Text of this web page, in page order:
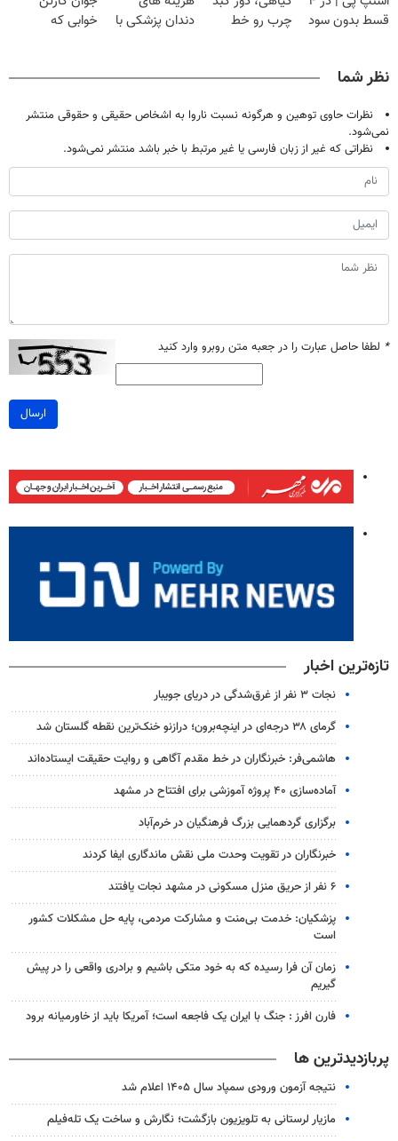
قسط بدون سود
چرب رو خط
دندان پزشکی با
خوابی که
نظر شما
نظرات حاوی توهین و هرگونه نسبت ناروا به اشخاص حقیقی و حقوقی منتشر
نمی‌شود.
نظراتی که غیر از زبان فارسی یا غیر مرتبط با خبر باشد منتشر نمی‌شود.
* لطفا حاصل عبارت را در جعبه متن روبرو وارد کنید
ارسال
تازه‌ترین اخبار
نجات ۳ نفر از غرق‌شدگی در دریای جویبار
گرمای ۳۸ درجه‌ای در اینچه‌برون؛ درازنو خنک‌ترین نقطه گلستان شد
هاشمی‌فر​​​​​​​: خبرنگاران در خط مقدم آگاهی و روایت حقیقت ایستاده‌اند
آماده‌سازی ۴۰ پروژه آموزشی برای افتتاح در مشهد
برگزاری گردهمایی بزرگ فرهنگیان در خرم‌آباد
خبرنگاران در تقویت وحدت ملی نقش ماندگاری ایفا کردند
۶ نفر از حریق منزل مسکونی در مشهد نجات یافتند
پزشکیان: خدمت بی‌منت و مشارکت مردمی، پایه حل مشکلات کشور
است
زمان آن فرا رسیده که به خود متکی باشیم و برادری واقعی را در پیش
گیریم
فارن افرز : جنگ با ایران یک فاجعه است؛ آمریکا باید از خاورمیانه برود
پربازدیدترین ها
نتیجه آزمون ورودی سمپاد سال ۱۴۰۵ اعلام شد
مازیار لرستانی به تلویزیون بازگشت؛ نگارش و ساخت یک تله‌فیلم